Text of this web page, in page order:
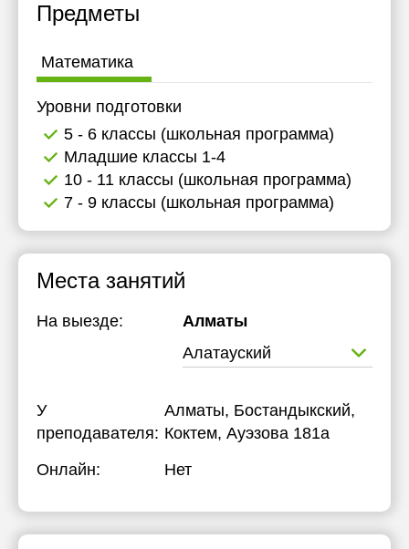
Предметы
Математика
Уровни подготовки
5 - 6 классы (школьная программа)
Младшие классы 1-4
10 - 11 классы (школьная программа)
7 - 9 классы (школьная программа)
Места занятий
На выезде:
Алматы
Алатауский
У
преподавателя:
Алматы, Бостандыкский,
Коктем, Ауэзова 181а
Онлайн:
Нет